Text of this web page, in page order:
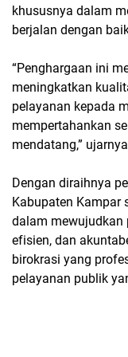
khususnya dalam
berjalan dengan
“Penghargaan ini
meningkatkan
pelayanan kepada
mempertahankan
mendatang,”
Dengan diraihnya
Kabupaten Kampar
dalam mewujudkan
efisien, dan
birokrasi yang
pelayanan publik